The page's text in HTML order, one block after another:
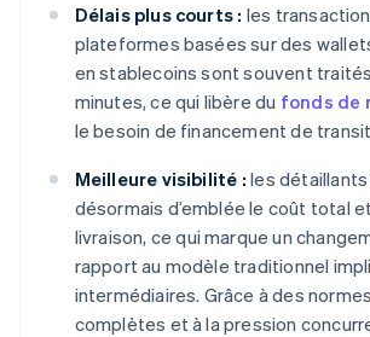
Délais plus courts : les
plateformes basées sur des
en stablecoins sont souvent
minutes, ce qui libère du fonds de
le besoin de financement de
Meilleure visibilité : les
désormais d’emblée le coût total
livraison, ce qui marque un
rapport au modèle traditionnel
intermédiaires. Grâce à des
complètes et à la pression